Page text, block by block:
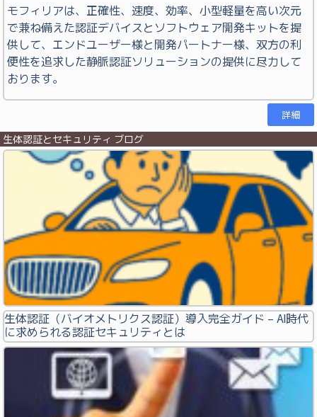
モフィリアは、正確性、速度、効率、小型軽量を高い次元
で兼ね備えた認証デバイスとソフトウェア開発キットを提
供して、エンドユーザー様と開発パートナー様、双方の利
便性を追求した静脈認証ソリューションの提供に尽力して
おります。
詳細
生体認証とセキュリティ ブログ
生体認証（バイオメトリクス認証）導入完全ガイド – AI時代
に求められる認証セキュリティとは